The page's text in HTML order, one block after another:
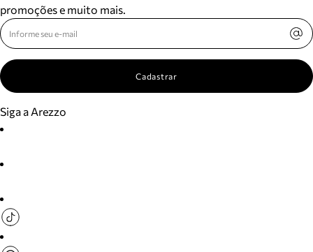
promoções e muito mais.
Cadastrar
Siga a Arezzo